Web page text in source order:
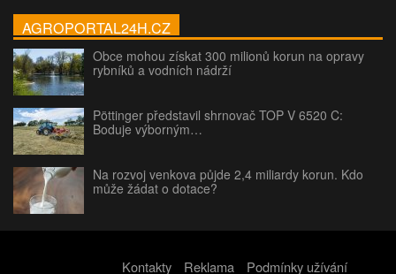
AGROPORTAL24H.CZ
Obce mohou získat 300 milionů korun na opravy
rybníků a vodních nádrží
Pöttinger představil shrnovač TOP V 6520 C:
Boduje výborným…
Na rozvoj venkova půjde 2,4 miliardy korun. Kdo
může žádat o dotace?
Kontakty Reklama Podmínky užívání